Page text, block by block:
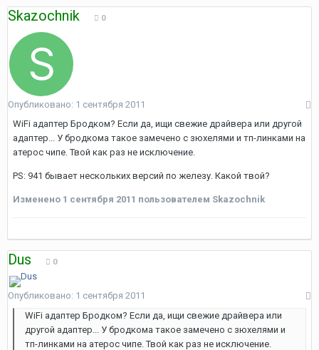
Skazochnik 0
Опубликовано: 1 сентября 2011
WiFi адаптер Бродком? Если да, ищи свежие драйвера или другой
адаптер... У бродкома такое замечено с зюхелями и тп-линками на
атерос чипе. Твой как раз не исключение.
PS: 941 бывает нескольких версий по железу. Какой твой?
Изменено 1 сентября 2011 пользователем Skazochnik
Dus 0
Опубликовано: 1 сентября 2011
WiFi адаптер Бродком? Если да, ищи свежие драйвера или
другой адаптер... У бродкома такое замечено с зюхелями и
тп-линками на атерос чипе. Твой как раз не исключение.